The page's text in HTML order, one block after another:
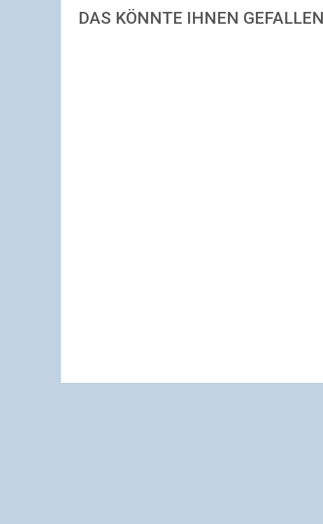
DAS KÖNNTE IHNEN GEFALLEN